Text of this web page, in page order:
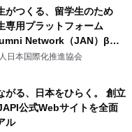
がつくる、留学生のため
専用プラットフォーム
Network（JAN）β版
日本国際化推進協会
がる、日本をひらく。 創立
公式Webサイトを全面
ル